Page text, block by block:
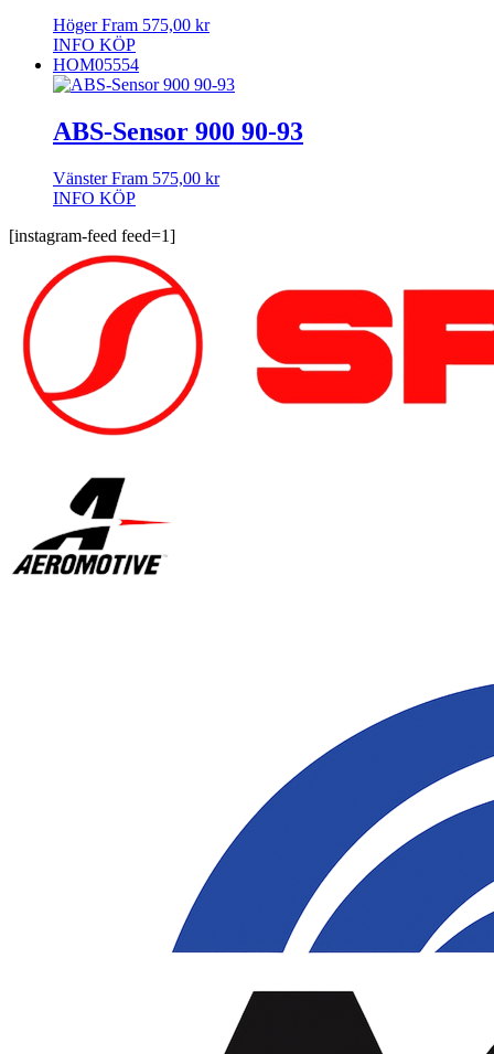
Höger Fram 575,00 kr
INFO KÖP
HOM05554
ABS-Sensor 900 90-93
Vänster Fram 575,00 kr
INFO KÖP
[instagram-feed feed=1]